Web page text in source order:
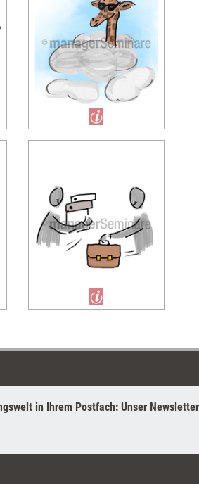
in Ihrem Postfach: Unser Newsletter